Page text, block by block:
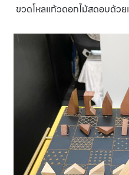
ขวดโหลแก้วดอกไม้สดอบด้ว